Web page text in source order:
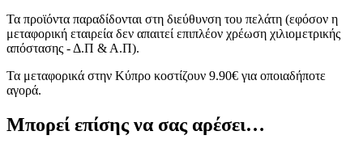
Τα προϊόντα παραδίδονται στη διεύθυνση του πελάτη (εφόσον η
μεταφορική εταιρεία δεν απαιτεί επιπλέον χρέωση χιλιομετρικής
απόστασης - Δ.Π & Α.Π).
Τα μεταφορικά στην Κύπρο κοστίζουν 9.90€ για οποιαδήποτε
αγορά.
Μπορεί επίσης να σας αρέσει…